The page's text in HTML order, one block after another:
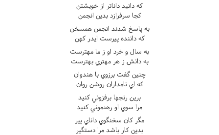
که دانيد داناتر از خويشتن
کجا سرفرازد بدين انجمن
به پاسخ شدند انجمن همسخن
که داننده پيرست ايدر کهن
به سال و خرد او ز ما مهترست
به دانش ز هر مهتري بهترست
چنين گفت برزوي با هندوان
که اي نامداران روشن روان
برين رنجها برفزوني کنيد
مرا سوي او رهنموني کنيد
مگر کان سخنگوي داناي پير
بدين کار باشد مرا دستگير